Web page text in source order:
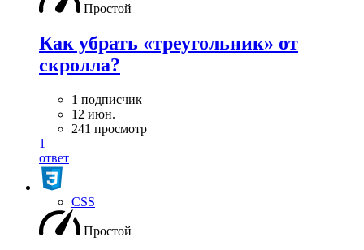
Простой
Как убрать «треугольник» от
скролла?
1 подписчик
12 июн.
241 просмотр
1
ответ
CSS
Простой